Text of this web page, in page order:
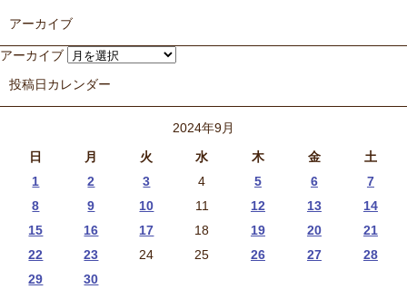
アーカイブ
アーカイブ
投稿日カレンダー
2024年9月
日
月 火 水 木 金 土
1 2 3 4 5 6
7
8
9 10 11 12 13
14
15
16 17 18 19 20
21
22
23 24 25 26 27
28
29
30